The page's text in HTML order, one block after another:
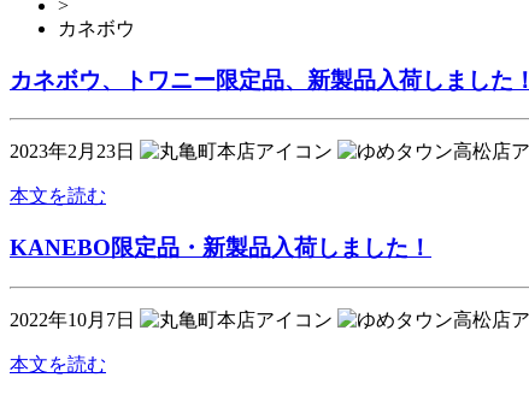
>
カネボウ
カネボウ、トワニー限定品、新製品入荷しました！
2023年2月23日
本文を読む
KANEBO限定品・新製品入荷しました！
2022年10月7日
本文を読む